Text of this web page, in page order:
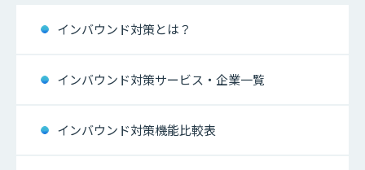
インバウンド対策とは？
インバウンド対策サービス・企業一覧
インバウンド対策機能比較表